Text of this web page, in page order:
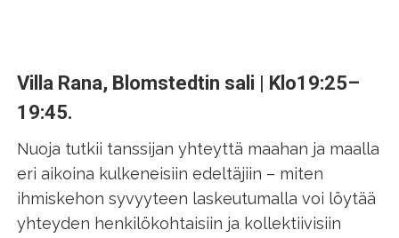
Villa Rana, Blomstedtin sali | Klo19:25–
19:45.
Nuoja tutkii tanssijan yhteyttä maahan ja maalla
eri aikoina kulkeneisiin edeltäjiin – miten
ihmiskehon syvyyteen laskeutumalla voi löytää
yhteyden henkilökohtaisiin ja kollektiivisiin